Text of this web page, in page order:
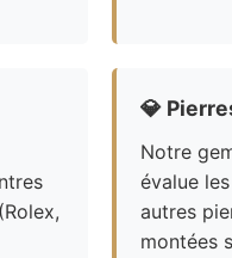
💎
Notre
évalue
autres
montées